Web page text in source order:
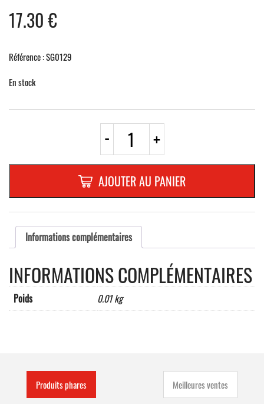
17.30€
Référence : SG0129
En stock
- quantité
RECTANGLE
EN
ALUMINIUM
:
0,8
MM,PHOSPHOR.DIMENSIONS:
300
x
DE
SECOURS
HAUT
DROITE"
+
AJOUTER AU PANIER
Informations complémentaires
INFORMATIONS COMPLÉMENTAIRES
Poids 0.01 kg
Produits phares Meilleures ventes